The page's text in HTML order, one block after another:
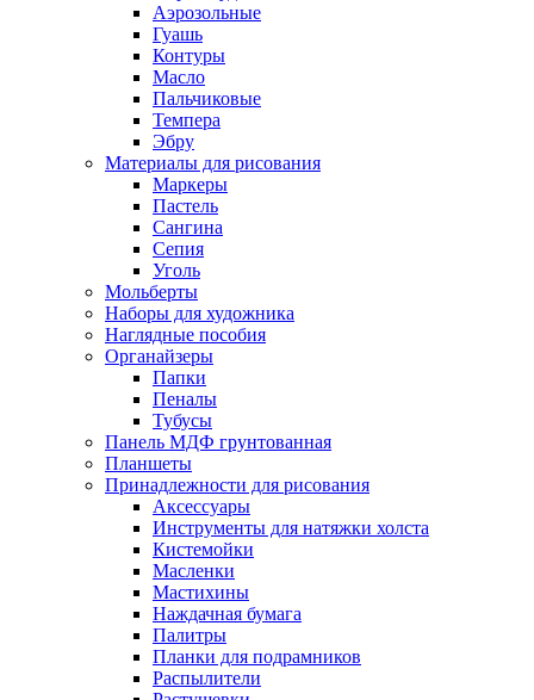
Аэрозольные
Гуашь
Контуры
Масло
Пальчиковые
Темпера
Эбру
Материалы для рисования
Маркеры
Пастель
Сангина
Сепия
Уголь
Мольберты
Наборы для художника
Наглядные пособия
Органайзеры
Папки
Пеналы
Тубусы
Панель МДФ грунтованная
Планшеты
Принадлежности для рисования
Аксессуары
Инструменты для натяжки холста
Кистемойки
Масленки
Мастихины
Наждачная бумага
Палитры
Планки для подрамников
Распылители